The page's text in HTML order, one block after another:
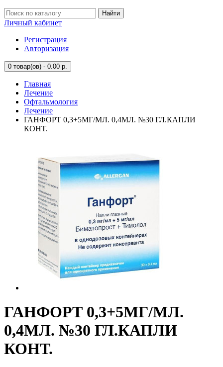
Найти
Личный кабинет
Регистрация
Авторизация
0 товар(ов) - 0.00 р.
Главная
Лечение
Офтальмология
Лечение
ГАНФОРТ 0,3+5МГ/МЛ. 0,4МЛ. №30 ГЛ.КАПЛИ
КОНТ.
ГАНФОРТ 0,3+5МГ/МЛ.
0,4МЛ. №30 ГЛ.КАПЛИ
КОНТ.